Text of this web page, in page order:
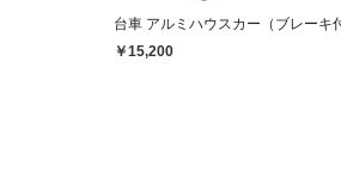
台車 アルミハウスカー（ブレー
￥15,200